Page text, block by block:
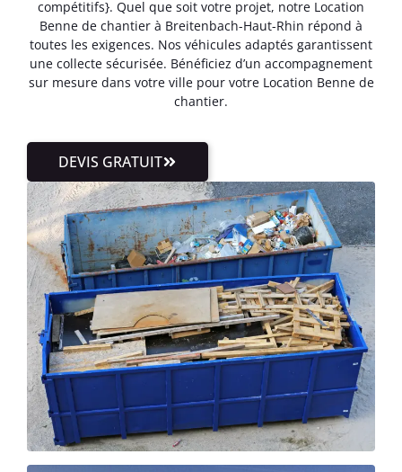
compétitifs}. Quel que soit votre projet, notre Location
Benne de chantier à Breitenbach-Haut-Rhin répond à
toutes les exigences. Nos véhicules adaptés garantissent
une collecte sécurisée. Bénéficiez d’un accompagnement
sur mesure dans votre ville pour votre Location Benne de
chantier.
DEVIS GRATUIT